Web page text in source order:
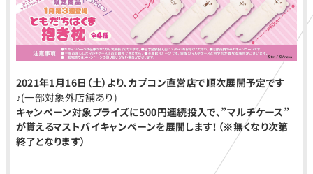
2021年1月16日（土）より、カプコン直営店で順次展開予定です
♪(一部対象外店舗あり)
キャンペーン対象プライズに500円連続投入で、”マルチケース”
が貰えるマストバイキャンペーンを展開します！（※無くなり次第
終了となります）